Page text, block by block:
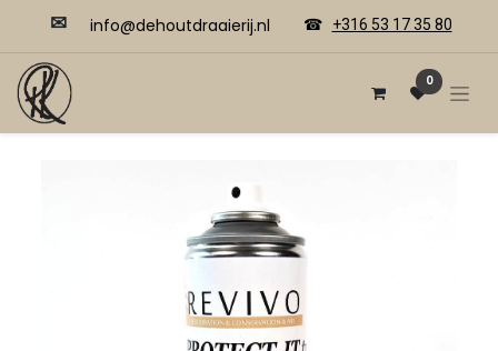
✉ ​​info@dehoutdraaierij.nl ☎ +316 53 17 35 80
0